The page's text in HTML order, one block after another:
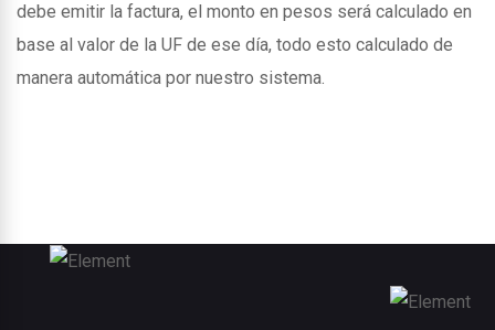
debe emitir la factura, el monto en pesos será calculado en
base al valor de la UF de ese día, todo esto calculado de
manera automática por nuestro sistema.